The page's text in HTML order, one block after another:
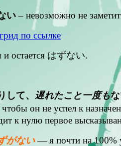
い– невозможно не
по ссылке
остается はずない.
して、 遅れたこと一度も
он не успел к
к нулю первое
がない— я почти на 100%